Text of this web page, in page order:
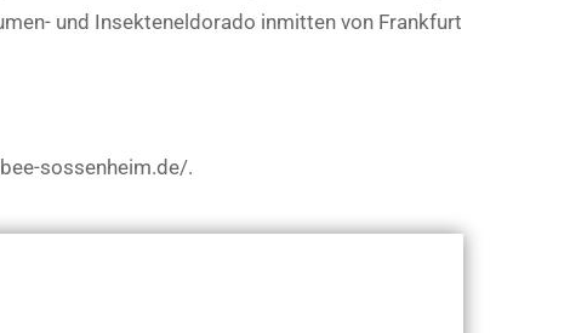
und Insekteneldorado inmitten von Frankfurt
sossenheim.de/.